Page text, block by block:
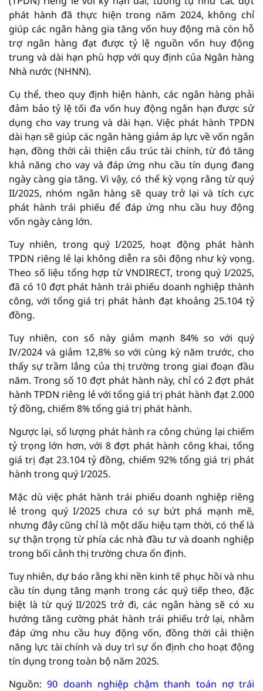
phát hành đã thực hiện trong năm 2024, không chỉ
giúp các ngân hàng gia tăng vốn huy động mà còn hỗ
trợ ngân hàng đạt được tỷ lệ nguồn vốn huy động
trung và dài hạn phù hợp với quy định của Ngân hàng
Nhà nước (NHNN).
Cụ thể, theo quy định hiện hành, các ngân hàng phải
đảm bảo tỷ lệ tối đa vốn huy động ngắn hạn được sử
dụng cho vay trung và dài hạn. Việc phát hành TPDN
dài hạn sẽ giúp các ngân hàng giảm áp lực về vốn ngắn
hạn, đồng thời cải thiện cấu trúc tài chính, từ đó tăng
khả năng cho vay và đáp ứng nhu cầu tín dụng đang
ngày càng gia tăng. Vì vậy, có thể kỳ vọng rằng từ quý
II/2025, nhóm ngân hàng sẽ quay trở lại và tích cực
phát hành trái phiếu để đáp ứng nhu cầu huy động
vốn ngày càng lớn.
Tuy nhiên, trong quý I/2025, hoạt động phát hành
TPDN riêng lẻ lại không diễn ra sôi động như kỳ vọng.
Theo số liệu tổng hợp từ VNDIRECT, trong quý I/2025,
đã có 10 đợt phát hành trái phiếu doanh nghiệp thành
công, với tổng giá trị phát hành đạt khoảng 25.104 tỷ
đồng.
Tuy nhiên, con số này giảm mạnh 84% so với quý
IV/2024 và giảm 12,8% so với cùng kỳ năm trước, cho
thấy sự trầm lắng của thị trường trong giai đoạn đầu
năm. Trong số 10 đợt phát hành này, chỉ có 2 đợt phát
hành TPDN riêng lẻ với tổng giá trị phát hành đạt 2.000
tỷ đồng, chiếm 8% tổng giá trị phát hành.
Ngược lại, số lượng phát hành ra công chúng lại chiếm
tỷ trọng lớn hơn, với 8 đợt phát hành công khai, tổng
giá trị đạt 23.104 tỷ đồng, chiếm 92% tổng giá trị phát
hành trong quý I/2025.
Mặc dù việc phát hành trái phiếu doanh nghiệp riêng
lẻ trong quý I/2025 chưa có sự bứt phá mạnh mẽ,
nhưng đây cũng chỉ là một dấu hiệu tạm thời, có thể là
sự thận trọng từ phía các nhà đầu tư và doanh nghiệp
trong bối cảnh thị trường chưa ổn định.
Tuy nhiên, dự báo rằng khi nền kinh tế phục hồi và nhu
cầu tín dụng tăng mạnh trong các quý tiếp theo, đặc
biệt là từ quý II/2025 trở đi, các ngân hàng sẽ có xu
hướng tăng cường phát hành trái phiếu trở lại, nhằm
đáp ứng nhu cầu huy động vốn, đồng thời cải thiện
năng lực tài chính và duy trì sự ổn định cho hoạt động
tín dụng trong toàn bộ năm 2025.
Nguồn:90 doanh nghiệp chậm thanh toán nợ trái